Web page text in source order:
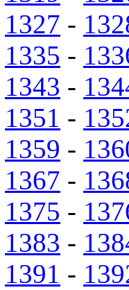
1327 -
1335 -
1343 -
1351 -
1359 -
1367 -
1375 -
1383 -
1391 -